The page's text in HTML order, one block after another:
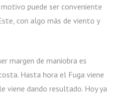
puede ser conveniente
con algo más de viento y
margen de maniobra es
Hasta hora el Fuga viene
viene dando resultado. Hoy ya